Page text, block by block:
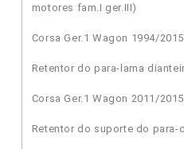
motores fam.I ger.III)
Corsa Ger.1 Wagon 1994/2015
Retentor do para-lama
Corsa Ger.1 Wagon 2011/2015
Retentor do suporte do para-